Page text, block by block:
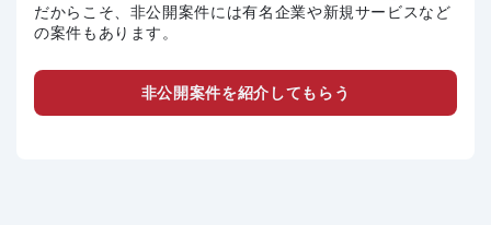
だからこそ、非公開案件には有名企業や新規サービスなど
の案件もあります。
非公開案件を紹介してもらう